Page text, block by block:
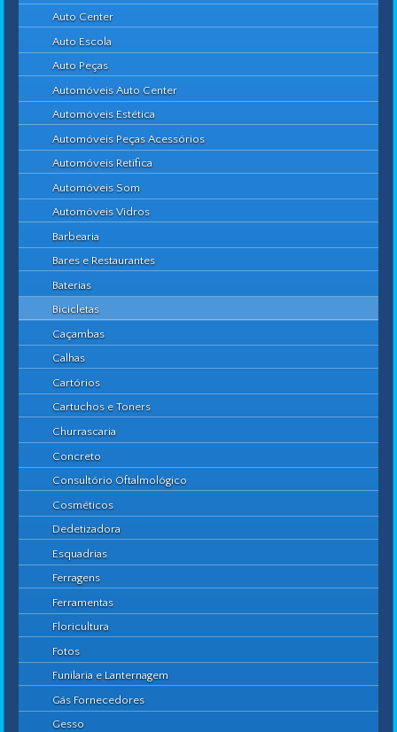
Auto Center
Auto Escola
Auto Peças
Automóveis Auto Center
Automóveis Estética
Automóveis Peças Acessórios
Automóveis Retífica
Automóveis Som
Automóveis Vidros
Barbearia
Bares e Restaurantes
Baterias
Bicicletas
Caçambas
Calhas
Cartórios
Cartuchos e Toners
Churrascaria
Concreto
Consultório Oftalmológico
Cosméticos
Dedetizadora
Esquadrias
Ferragens
Ferramentas
Floricultura
Fotos
Funilaria e Lanternagem
Gás Fornecedores
Gesso